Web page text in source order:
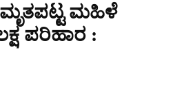
ಮೃತಪಟ್ಟ ಮಹಿಳೆ
ಪರಿಹಾರ :